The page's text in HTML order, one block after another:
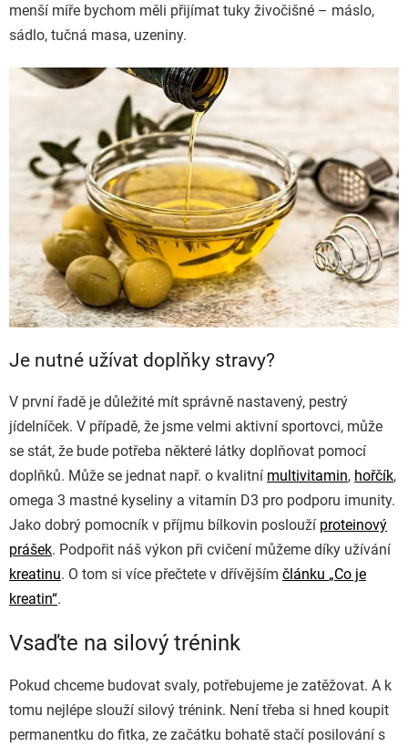
menší míře bychom měli přijímat tuky živočišné – máslo,
sádlo, tučná masa, uzeniny.
Je nutné užívat doplňky stravy?
V první řadě je důležité mít správně nastavený, pestrý
jídelníček. V případě, že jsme velmi aktivní sportovci, může
se stát, že bude potřeba některé látky doplňovat pomocí
doplňků. Může se jednat např. o kvalitní multivitamin, hořčík,
omega 3 mastné kyseliny a vitamín D3 pro podporu imunity.
Jako dobrý pomocník v příjmu bílkovin poslouží proteinový
prášek. Podpořit náš výkon při cvičení můžeme díky užívání
kreatinu. O tom si více přečtete v dřívějším článku „Co je
kreatin“.
Vsaďte na silový trénink
Pokud chceme budovat svaly, potřebujeme je zatěžovat. A k
tomu nejlépe slouží silový trénink. Není třeba si hned koupit
permanentku do fitka, ze začátku bohatě stačí posilování s